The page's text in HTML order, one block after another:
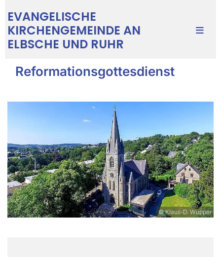
EVANGELISCHE
KIRCHENGEMEINDE AN
ELBSCHE UND RUHR
Reformationsgottesdienst
© Klaus-D. Wupper